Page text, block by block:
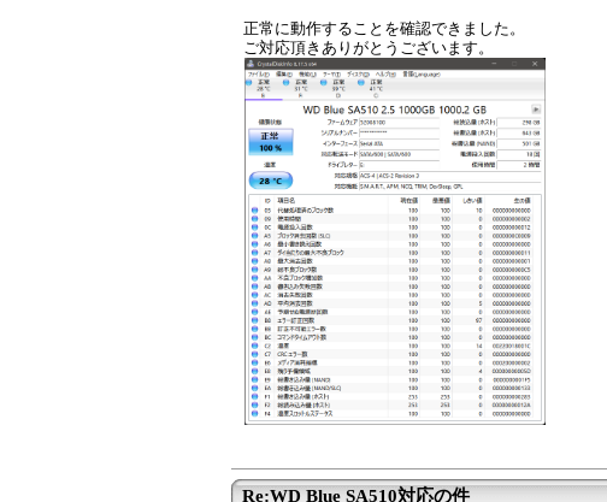
正常に動作することを確認できました。
ご対応頂きありがとうございます。
Re:WD Blue SA510対応の件